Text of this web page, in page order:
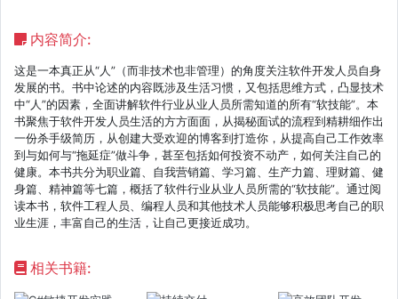
内容简介:
这是一本真正从“人”（而非技术也非管理）的角度关注软件开发人员自身
发展的书。书中论述的内容既涉及生活习惯，又包括思维方式，凸显技术
中“人”的因素，全面讲解软件行业从业人员所需知道的所有“软技能”。本
书聚焦于软件开发人员生活的方方面面，从揭秘面试的流程到精耕细作出
一份杀手级简历，从创建大受欢迎的博客到打造你，从提高自己工作效率
到与如何与“拖延症”做斗争，甚至包括如何投资不动产，如何关注自己的
健康。本书共分为职业篇、自我营销篇、学习篇、生产力篇、理财篇、健
身篇、精神篇等七篇，概括了软件行业从业人员所需的“软技能”。通过阅
读本书，软件工程人员、编程人员和其他技术人员能够积极思考自己的职
业生涯，丰富自己的生活，让自己更接近成功。
相关书籍: